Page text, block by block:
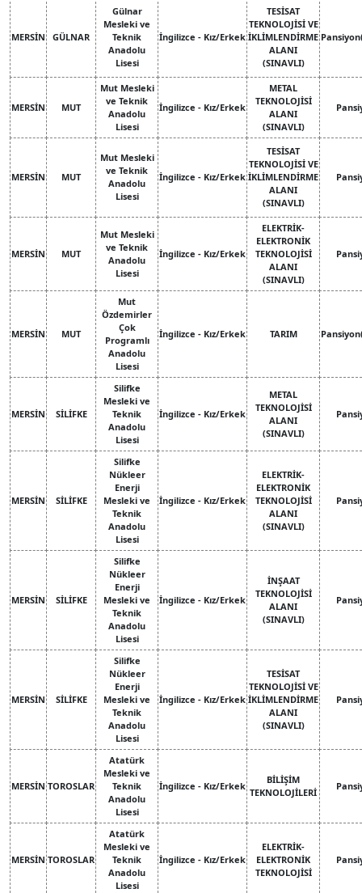
MERSİN GÜLNAR
Gülnar
Mesleki ve
Teknik
Anadolu
Lisesi
İngilizce - Kız/Erkek
TESİSAT
TEKNOLOJİSİ VE
İKLİMLENDİRME
ALANI
(SINAVLI)
MERSİN MUT
Mut Mesleki
ve Teknik
Anadolu
Lisesi
İngilizce - Kız/Erkek
METAL
TEKNOLOJİSİ
ALANI
(SINAVLI)
MERSİN MUT
Mut Mesleki
ve Teknik
Anadolu
Lisesi
İngilizce - Kız/Erkek
TESİSAT
TEKNOLOJİSİ VE
İKLİMLENDİRME
ALANI
(SINAVLI)
MERSİN MUT
Mut Mesleki
ve Teknik
Anadolu
Lisesi
İngilizce - Kız/Erkek
ELEKTRİK-
ELEKTRONİK
TEKNOLOJİSİ
ALANI
(SINAVLI)
MERSİN MUT
Mut
Özdemirler
Çok
Programlı
Anadolu
Lisesi
İngilizce - Kız/Erkek TARIM
MERSİN SİLİFKE
Silifke
Mesleki ve
Teknik
Anadolu
Lisesi
İngilizce - Kız/Erkek
METAL
TEKNOLOJİSİ
ALANI
(SINAVLI)
MERSİN SİLİFKE
Silifke
Nükleer
Enerji
Mesleki ve
Teknik
Anadolu
Lisesi
İngilizce - Kız/Erkek
ELEKTRİK-
ELEKTRONİK
TEKNOLOJİSİ
ALANI
(SINAVLI)
MERSİN SİLİFKE
Silifke
Nükleer
Enerji
Mesleki ve
Teknik
Anadolu
Lisesi
İngilizce - Kız/Erkek
İNŞAAT
TEKNOLOJİSİ
ALANI
(SINAVLI)
MERSİN SİLİFKE
Silifke
Nükleer
Enerji
Mesleki ve
Teknik
Anadolu
Lisesi
İngilizce - Kız/Erkek
TESİSAT
TEKNOLOJİSİ VE
İKLİMLENDİRME
ALANI
(SINAVLI)
MERSİN TOROSLAR
Atatürk
Mesleki ve
Teknik
Anadolu
Lisesi
İngilizce - Kız/Erkek
BİLİŞİM
TEKNOLOJİLERİ
MERSİN TOROSLAR
Atatürk
Mesleki ve
Teknik
Anadolu
Lisesi
İngilizce - Kız/Erkek
ELEKTRİK-
ELEKTRONİK
TEKNOLOJİSİ